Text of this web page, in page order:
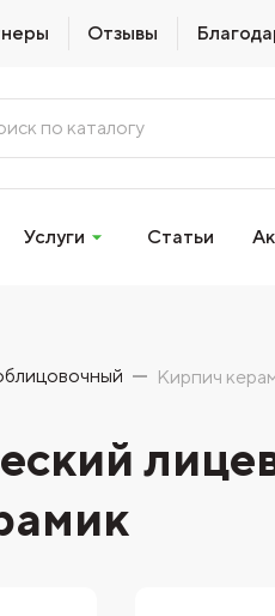
Отзывы
Услуги Статьи
Кирпич